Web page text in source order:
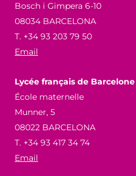
Bosch i Gimpera 6-10
08034 BARCELONA
T. +34 93 203 79 50
Email
Lycée français de Barcelone
École maternelle
Munner, 5
08022 BARCELONA
T. +34 93 417 34 74
Email